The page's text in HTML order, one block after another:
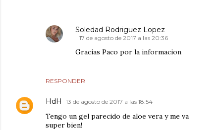
RESPONDER
Soledad Rodriguez Lopez
17 de agosto de 2017 a las 20:36
Gracias Paco por la informacion
HdH 13 de agosto de 2017 a las 18:54
Tengo un gel parecido de aloe vera y me va
super bien!